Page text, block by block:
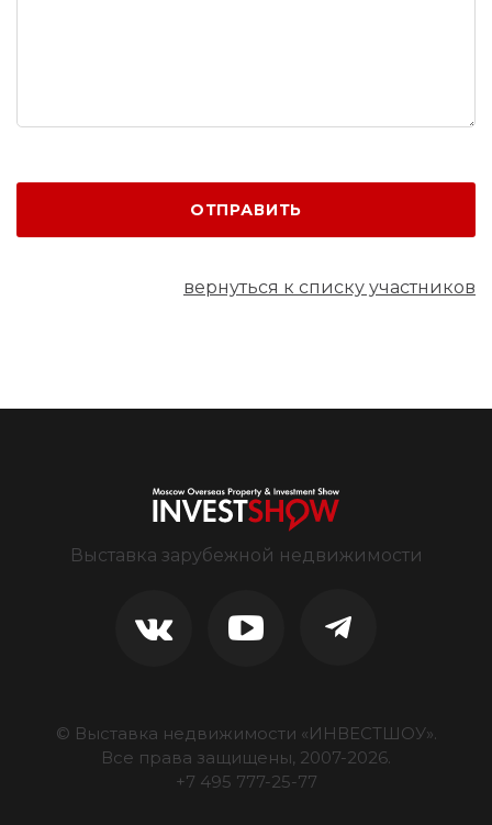
ОТПРАВИТЬ
вернуться к списку участников
Выставка зарубежной недвижимости
© Выставка недвижимости «ИНВЕСТШОУ».
Все права защищены, 2007-2026.
+7 495 777-25-77